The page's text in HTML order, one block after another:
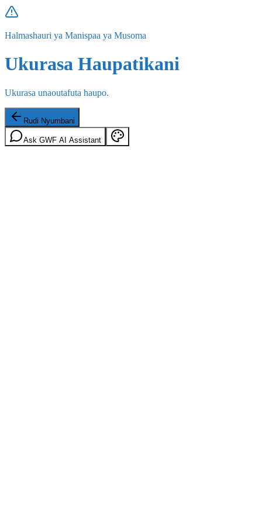
Halmashauri ya Manispaa ya Musoma
Ukurasa Haupatikani
Ukurasa unaoutafuta haupo.
Rudi Nyumbani
Ask GWF AI Assistant